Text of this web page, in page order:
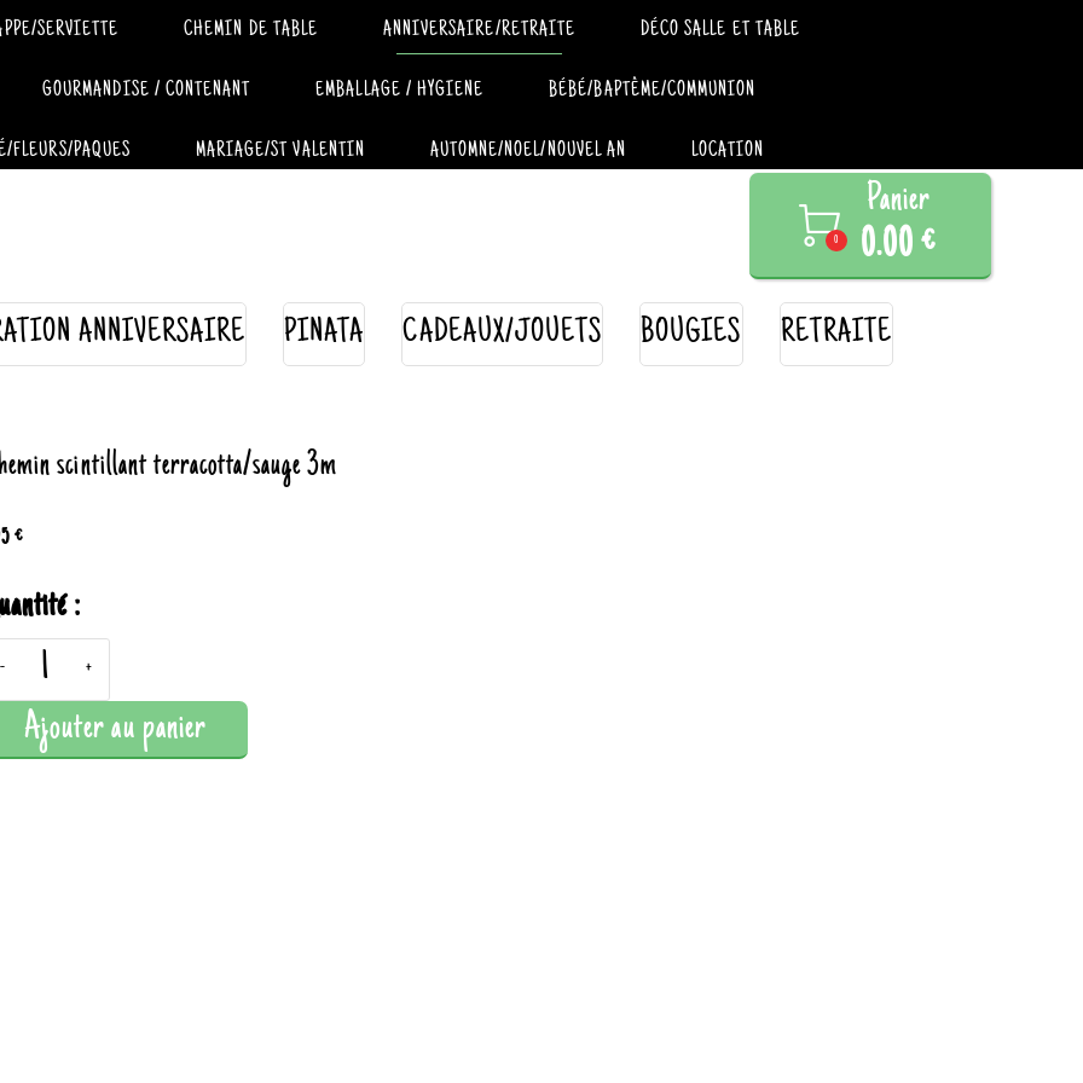
SERVIETTE CHEMIN DE TABLE ANNIVERSAIRE/RETRAITE DÉCO SALLE ET TABLE
GOURMANDISE / CONTENANT EMBALLAGE / HYGIENE BÉBÉ/BAPTÊME/COMMUNION
FLEURS/PAQUES MARIAGE/ST VALENTIN AUTOMNE/NOEL/NOUVEL AN LOCATION

0
Panier
0.00 €
ANNIVERSAIRE PINATA CADEAUX/JOUETS BOUGIES RETRAITE
scintillant terracotta/sauge 3m
€
:
- +
Ajouter au panier